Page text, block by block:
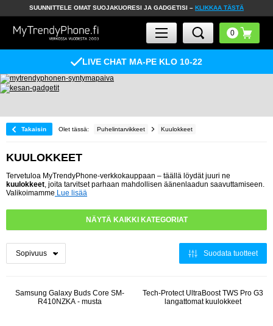
SUUNNITTELE OMAT SUOJAKUORESI JA GADGETISI – KLIKKAA TÄSTÄ
LIVE CHAT MA-PE KLO 10-22
Takaisin Olet tässä: Puhelintarvikkeet Kuulokkeet
KUULOKKEET
Tervetuloa MyTrendyPhone-verkkokauppaan – täällä löydät juuri ne
kuulokkeet, joita tarvitset parhaan mahdollisen äänenlaadun saavuttamiseen.
Valikoimamme Lue lisää
NÄYTÄ KAIKKI KATEGORIAT
Suodata tuotteet
Samsung Galaxy Buds Core SM-
R410NZKA - musta
Tech-Protect UltraBoost TWS Pro G3
langattomat kuulokkeet